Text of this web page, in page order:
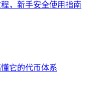
，新手安全使用指南
它的代币体系